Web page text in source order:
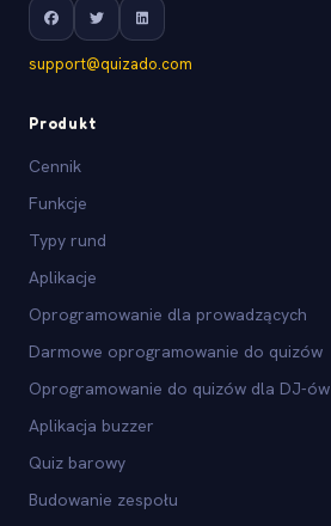
support@quizado.com
Produkt
Cennik
Funkcje
Typy rund
Aplikacje
Oprogramowanie dla prowadzących
Darmowe oprogramowanie do quizów
Oprogramowanie do quizów dla DJ-ów
Aplikacja buzzer
Quiz barowy
Budowanie zespołu